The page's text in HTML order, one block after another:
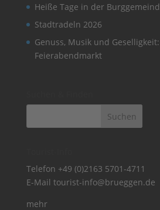
Heiße Tage in der
Stadtradeln 2026
Genuss, Musik und
Feierabendmarkt
Telefon +49 (0)2163 5701-4711
E-Mail tourist-info@brueggen.de
mehr